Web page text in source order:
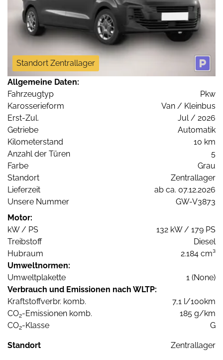
Standort Zentrallager
Allgemeine Daten:
Fahrzeugtyp
Pkw
Karosserieform
Van / Kleinbus
Erst-Zul.
Jul / 2026
Getriebe
Automatik
Kilometerstand
10 km
Anzahl der Türen
5
Farbe
Grau
Standort
Zentrallager
Lieferzeit
ab ca. 07.12.2026
Unsere Nummer
GW-V3873
Motor:
kW / PS
132 kW / 179 PS
Treibstoff
Diesel
Hubraum
2.184 cm³
Umweltnormen:
Umweltplakette
1 (None)
Verbrauch und Emissionen nach WLTP:
Kraftstoffverbr. komb.
7,1 l/100km
CO2-Emissionen komb.
185 g/km
CO2-Klasse G
Standort Zentrallager